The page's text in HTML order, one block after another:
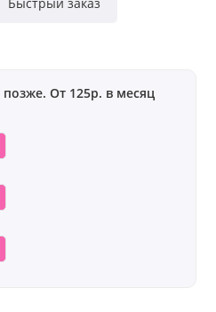
От 125р. в месяц